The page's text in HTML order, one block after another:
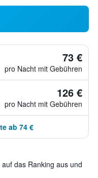
73 €
pro Nacht mit Gebühren
126 €
pro Nacht mit Gebühren
ab 74 €
das Ranking aus und